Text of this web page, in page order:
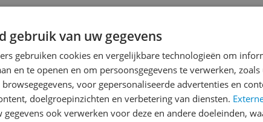
Er zijn nog geen
Heb jij dit product in
met het schrijven van je
een review gemiddeld
andere bezoekers een
gebruik van uw gegevens
gebruiken cookies en vergelijkbare technologieën om
en te openen en om persoonsgegevens te verwerken,
voor gepersonaliseerde advertenties en
doelgroepinzichten en verbetering van diensten.
gegevens ook verwerken voor deze en andere doeleinden,